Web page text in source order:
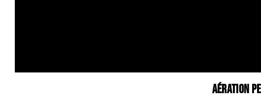
Aération